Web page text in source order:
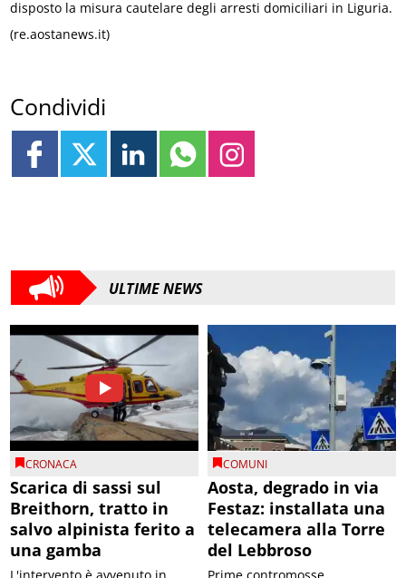
disposto la misura cautelare degli arresti domiciliari in Liguria.
(re.aostanews.it)
Condividi
ULTIME NEWS
CRONACA
Scarica di sassi sul
Breithorn, tratto in
salvo alpinista ferito a
una gamba
L'intervento è avvenuto in
COMUNI
Aosta, degrado in via
Festaz: installata una
telecamera alla Torre
del Lebbroso
Prime contromosse